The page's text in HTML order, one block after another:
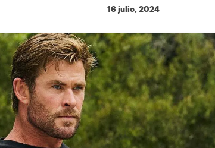
16 julio, 2024